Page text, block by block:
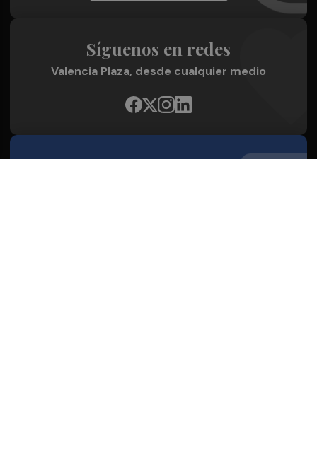
Síguenos en redes
Valencia Plaza, desde cualquier medio
Quienes Somos